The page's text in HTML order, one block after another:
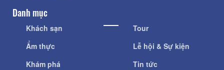
Danh mục
Khách sạn
Ẩm thực
Khám phá
Tour
Lễ hội & Sự kiện
Tin tức